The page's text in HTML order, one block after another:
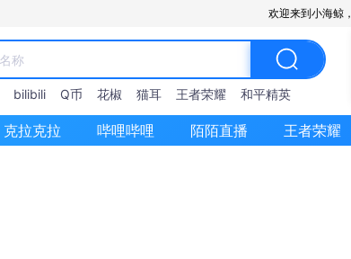
欢迎来到小海鲸，
bilibili Q币 花椒 猫耳 王者荣耀 和平精英
克拉克拉 哔哩哔哩 陌陌直播 王者荣耀